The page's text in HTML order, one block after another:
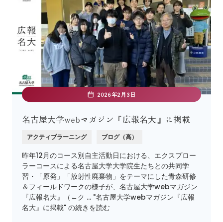
2026年2月3日
名古屋大学webマガジン『広報名大』に掲載
アクティブラーニング ブログ（高）
昨年12月のコース別自主活動日における、エクスプロー
ラーコースによる名古屋大学大学院生たちとの共同学
習・「原発」「放射性廃棄物」をテーマにした青森研修
＆フィールドワークの様子が、名古屋大学webマガジン
『広報名大』（←ク … "名古屋大学webマガジン『広報
名大』に掲載" の続きを読む